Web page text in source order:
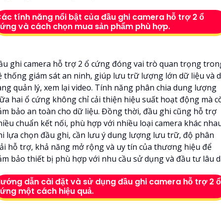
tính năng nổi bật của đầu ghi camera hỗ trợ 2 ổ
và cách chọn mua sản phẩm phù hợp.
ghi camera hỗ trợ 2 ổ cứng đóng vai trò quan trọng
thống giám sát an ninh, giúp lưu trữ lượng lớn dữ liệu và
quản lý, xem lại video. Tính năng phân chia dung lượng
hai ổ cứng không chỉ cải thiện hiệu suất hoạt động mà
bảo an toàn cho dữ liệu. Đồng thời, đầu ghi cũng hỗ trợ
chuẩn kết nối, phù hợp với nhiều loại camera khác
lựa chọn đầu ghi, cần lưu ý dung lượng lưu trữ, độ phân
hỗ trợ, khả năng mở rộng và uy tín của thương hiệu để
bảo thiết bị phù hợp với nhu cầu sử dụng và đầu tư lâu
dẫn cài đặt và sử dụng đầu ghi camera hỗ trợ 2 ổ
một cách hiệu quả.